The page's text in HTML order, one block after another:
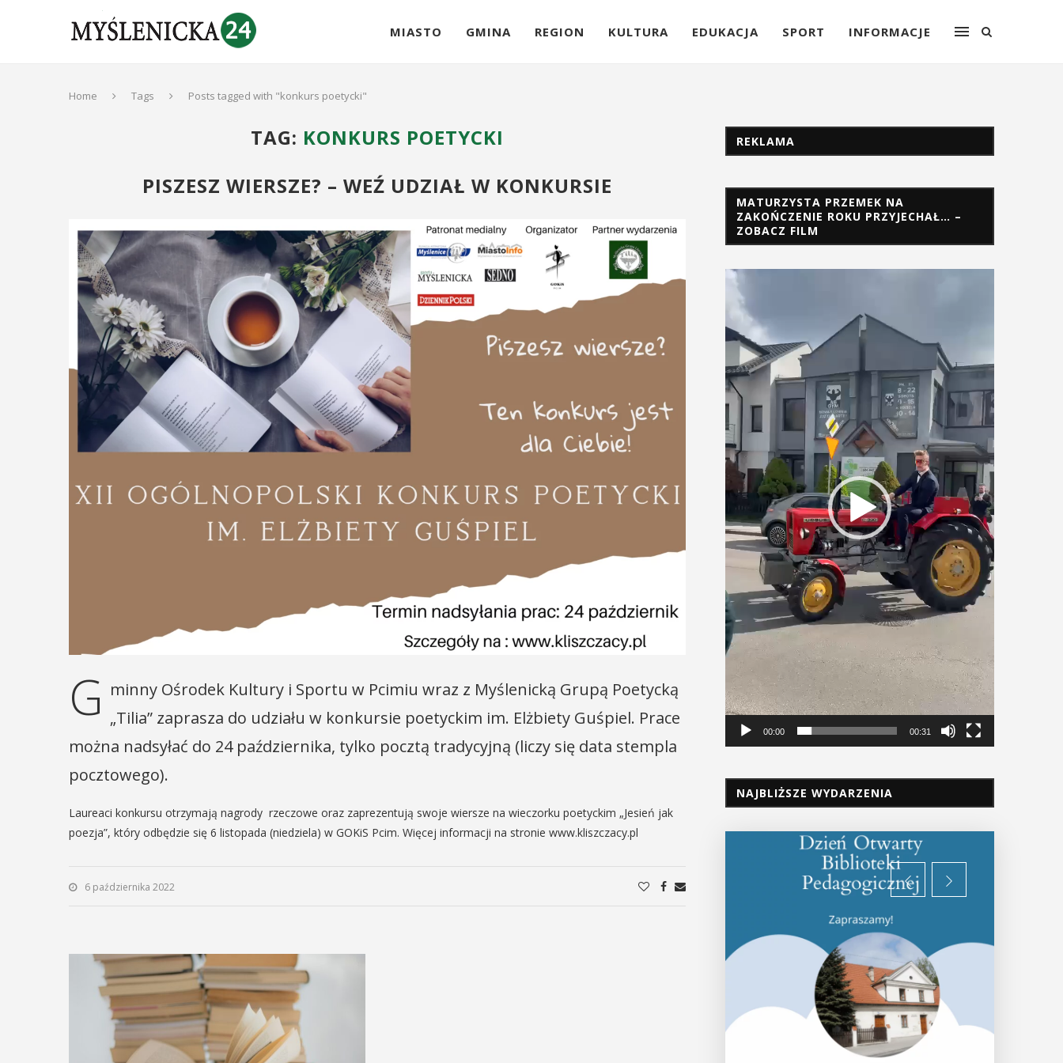
MIASTO GMINA REGION KULTURA EDUKACJA SPORT INFORMACJE
Home Tags Posts tagged with "konkurs poetycki"
TAG: KONKURS POETYCKI
PISZESZ WIERSZE? – WEŹ UDZIAŁ W KONKURSIE
G minny Ośrodek Kultury i Sportu w Pcimiu wraz z Myślenicką Grupą Poetycką
„Tilia” zaprasza do udziału w konkursie poetyckim im. Elżbiety Guśpiel. Prace
można nadsyłać do 24 października, tylko pocztą tradycyjną (liczy się data stempla
pocztowego).
Laureaci konkursu otrzymają nagrody rzeczowe oraz zaprezentują swoje wiersze na wieczorku poetyckim „Jesień jak
poezja”, który odbędzie się 6 listopada (niedziela) w GOKiS Pcim. Więcej informacji na stronie www.kliszczacy.pl
6 października 2022
REKLAMA
MATURZYSTA PRZEMEK NA
ZAKOŃCZENIE ROKU PRZYJECHAŁ… –
ZOBACZ FILM
Odtwarzacz
video
00:00 00:31
NAJBLIŻSZE WYDARZENIA